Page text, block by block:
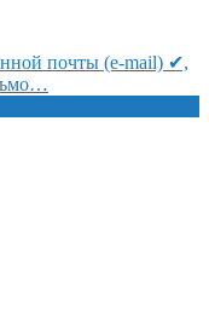
почты (e-mail) ✔,